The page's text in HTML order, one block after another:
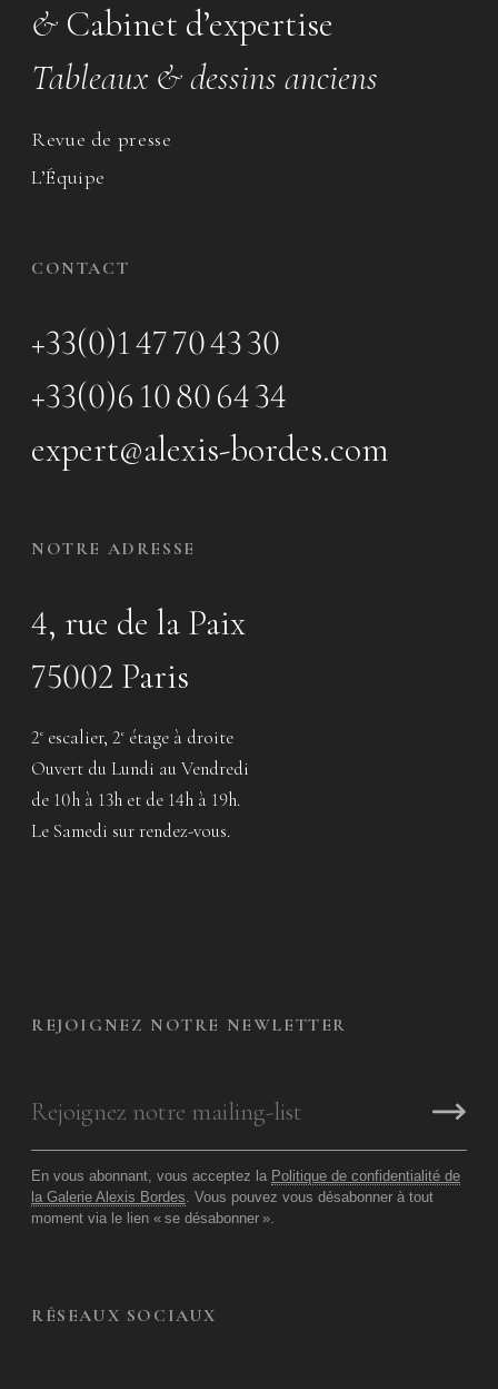
& Cabinet d’expertise
Tableaux & dessins anciens
Revue de presse
L’Équipe
CONTACT
+33(0)1 47 70 43 30
+33(0)6 10 80 64 34
expert@alexis-bordes.com
NOTRE ADRESSE
4, rue de la Paix
75002 Paris
2e escalier, 2e étage à droite
Ouvert du Lundi au Vendredi
de 10h à 13h et de 14h à 19h.
Le Samedi sur rendez-vous.
REJOIGNEZ NOTRE NEWLETTER
En vous abonnant, vous acceptez la Politique de confidentialité de
la Galerie Alexis Bordes. Vous pouvez vous désabonner à tout
moment via le lien « se désabonner ».
RÉSEAUX SOCIAUX